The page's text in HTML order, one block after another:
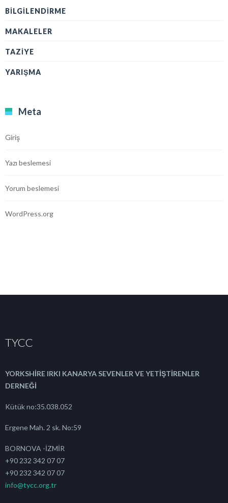
BILGILENDIRME
MAKALELER
TAZIYE
YARIŞMA
Meta
Giriş
Yazı beslemesi
Yorum beslemesi
WordPress.org
TYCC
YORKSHİRE IRKI KANARYA SEVENLER VE YETİŞTİRENLER
DERNEĞİ
Kütük no:35.038.052
Ergene Mah. 2 sk. No:59
BORNOVA -İZMİR
+90 232 342 07 07
+90 232 342 07 07
info@tycc.org.tr